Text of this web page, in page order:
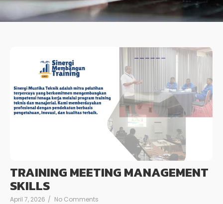
TRAINING MEETING MANAGEMENT
SKILLS
April 7, 2026 / No Comments